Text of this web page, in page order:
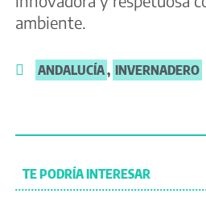
ambiente.
ANDALUCÍA, INVERNADERO
TE PODRÍA INTERESAR